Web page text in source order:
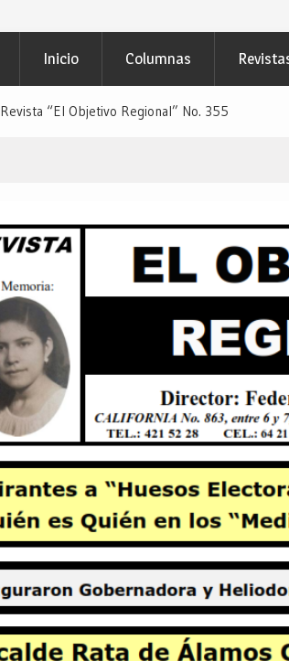
Inicio Columnas
Revista “El Objetivo Regional” No. 355